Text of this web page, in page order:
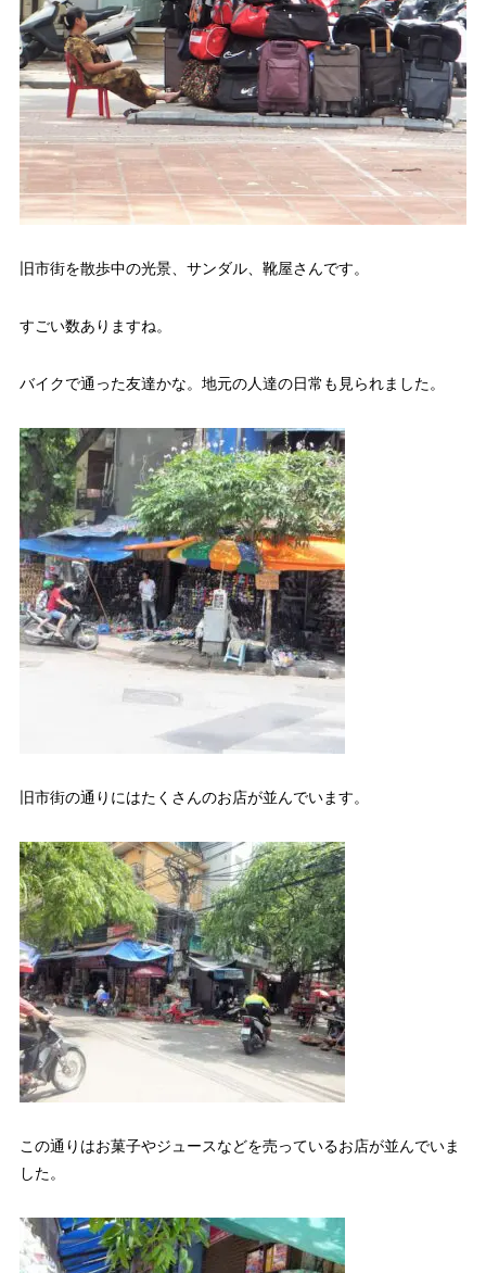
旧市街を散歩中の光景、サンダル、靴屋さんです。
すごい数ありますね。
バイクで通った友達かな。地元の人達の日常も見られました。
旧市街の通りにはたくさんのお店が並んでいます。
この通りはお菓子やジュースなどを売っているお店が並んでいま
した。